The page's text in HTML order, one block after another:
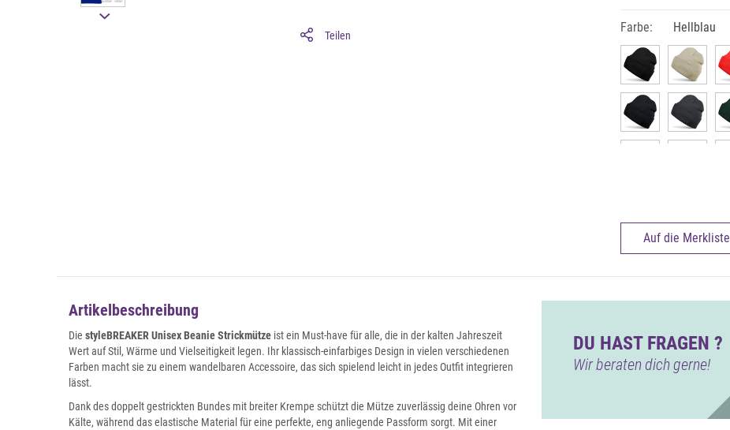
Teilen
Farbe: Hellblau
Auf die Merkliste
Artikelbeschreibung
Die styleBREAKER Unisex Beanie Strickmütze ist ein Must-have für alle, die in der kalten Jahreszeit
Wert auf Stil, Wärme und Vielseitigkeit legen. Ihr klassisch-einfarbiges Design in vielen verschiedenen
Farben macht sie zu einem wandelbaren Accessoire, das sich spielend leicht in jedes Outfit integrieren
lässt.
Dank des doppelt gestrickten Bundes mit breiter Krempe schützt die Mütze zuverlässig deine Ohren vor
Kälte, während das elastische Material für eine perfekte, eng anliegende Passform sorgt. Mit einer
DU HAST FRAGEN ?
Wir beraten dich gerne!